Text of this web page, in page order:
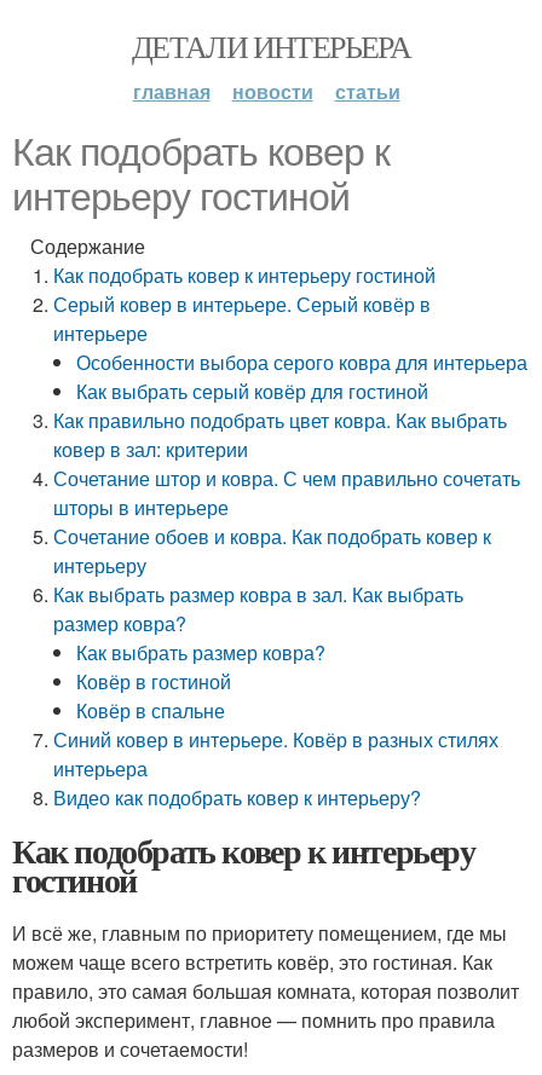
ДЕТАЛИ ИНТЕРЬЕРА
главная новости статьи
Как подобрать ковер к
интерьеру гостиной
Содержание
Как подобрать ковер к интерьеру гостиной
Серый ковер в интерьере. Серый ковёр в
интерьере
Особенности выбора серого ковра для интерьера
Как выбрать серый ковёр для гостиной
Как правильно подобрать цвет ковра. Как выбрать
ковер в зал: критерии
Сочетание штор и ковра. С чем правильно сочетать
шторы в интерьере
Сочетание обоев и ковра. Как подобрать ковер к
интерьеру
Как выбрать размер ковра в зал. Как выбрать
размер ковра?
Как выбрать размер ковра?
Ковёр в гостиной
Ковёр в спальне
Синий ковер в интерьере. Ковёр в разных стилях
интерьера
Видео как подобрать ковер к интерьеру?
Как подобрать ковер к интерьеру
гостиной
И всё же, главным по приоритету помещением, где мы
можем чаще всего встретить ковёр, это гостиная. Как
правило, это самая большая комната, которая позволит
любой эксперимент, главное — помнить про правила
размеров и сочетаемости!